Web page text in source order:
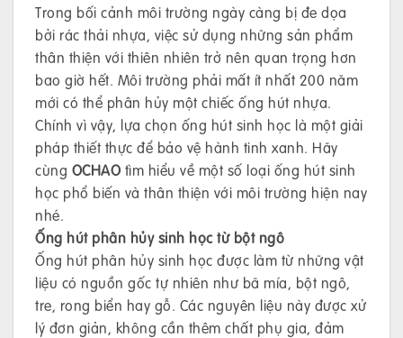
Trong bối cảnh môi trường ngày càng bị đe dọa
bởi rác thải nhựa, việc sử dụng những sản phẩm
thân thiện với thiên nhiên trở nên quan trọng hơn
bao giờ hết. Môi trường phải mất ít nhất 200 năm
mới có thể phân hủy một chiếc ống hút nhựa.
Chính vì vậy, lựa chọn ống hút sinh học là một giải
pháp thiết thực để bảo vệ hành tinh xanh. Hãy
cùng OCHAO tìm hiểu về một số loại ống hút sinh
học phổ biến và thân thiện với môi trường hiện nay
nhé.
Ống hút phân hủy sinh học từ bột ngô
Ống hút phân hủy sinh học được làm từ những vật
liệu có nguồn gốc tự nhiên như bã mía, bột ngô,
tre, rong biển hay gỗ. Các nguyên liệu này được xử
lý đơn giản, không cần thêm chất phụ gia, đảm